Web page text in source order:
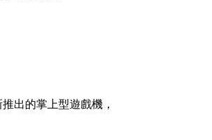
出的掌上型遊戲機，